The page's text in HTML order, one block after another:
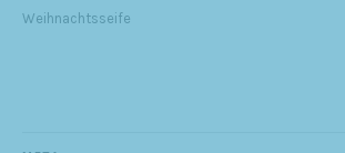
Weihnachtsseife